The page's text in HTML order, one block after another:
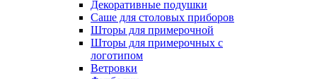
Декоративные подушки
Саше для столовых приборов
Шторы для примерочной
Шторы для примерочных с
логотипом
Ветровки